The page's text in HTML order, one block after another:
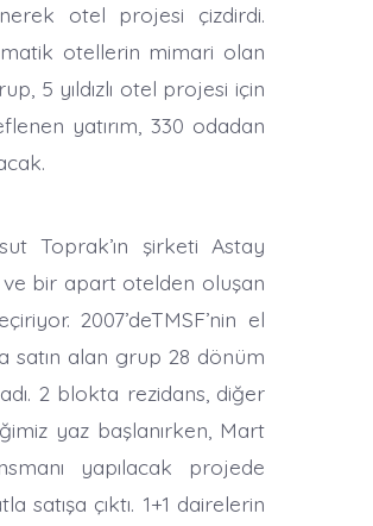
otel projesi çizdirdi.
otellerin mimari olan
5 yıldızlı otel projesi için
yatırım, 330 odadan
Toprak’ın şirketi Astay
ve bir apart otelden oluşan
2007’deTMSF’nin el
satın alan grup 28 dönüm
2 blokta rezidans, diğer
yaz başlanırken, Mart
yapılacak projede
satışa çıktı. 1+1 dairelerin